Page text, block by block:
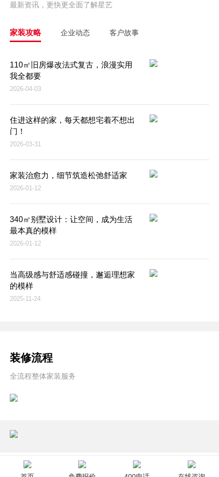
最新资讯，更快更全面了解星艺
家装攻略 企业动态 客户故事
110㎡旧房爆改法式复古，浪漫实用
我全都要
2026-04-03
住进这样的家，每天都想宅着不想出
门！
2026-03-31
家装治愈力，细节筑造松弛舒适家
2026-01-12
340㎡别墅设计：让空间，成为生活
最本真的模样
2026-01-12
当高级感与舒适感碰撞，邂逅理想家
的模样
2025-11-24
装修流程
全流程整体家装服务